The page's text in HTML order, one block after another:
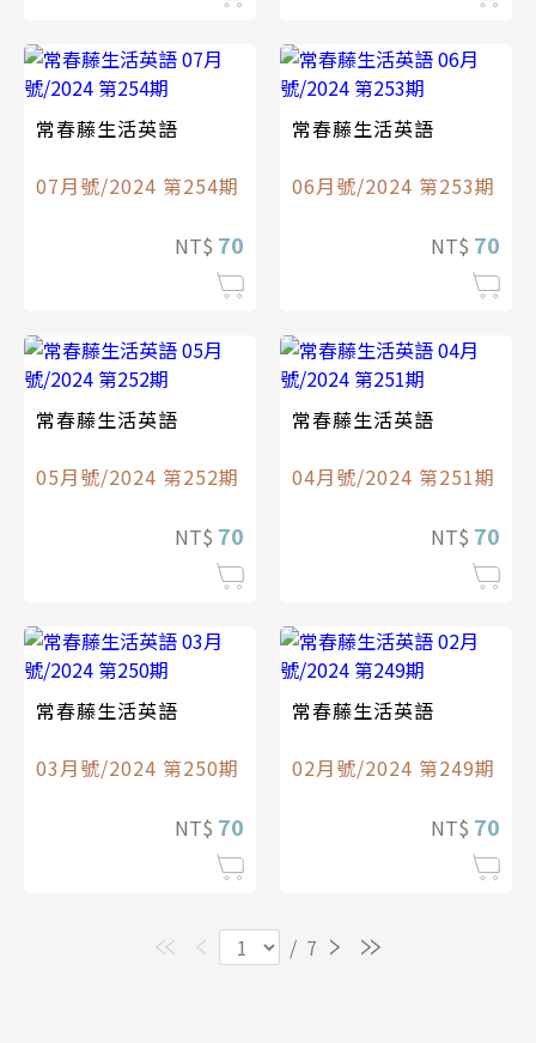
常春藤生活英語
07月號/2024 第254期
NT$ 70
常春藤生活英語
06月號/2024 第253期
NT$ 70
常春藤生活英語
05月號/2024 第252期
NT$ 70
常春藤生活英語
04月號/2024 第251期
NT$ 70
常春藤生活英語
03月號/2024 第250期
NT$ 70
常春藤生活英語
02月號/2024 第249期
NT$ 70
/ 7